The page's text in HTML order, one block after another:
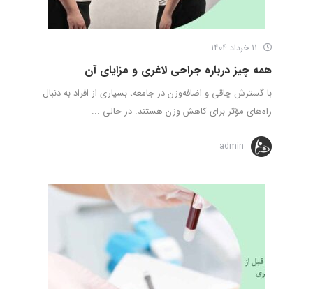
همه چیز درباره جراحی لاغری و مزایای آن
با گسترش چاقی و اضافه‌وزن در جامعه، بسیاری از افراد به دنبال
راه‌های مؤثر برای کاهش وزن هستند. در حالی‌ ...
admin